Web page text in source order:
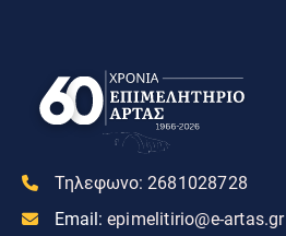
Τηλεφωνο: 2681028728
Email: epimelitirio@e-artas.gr